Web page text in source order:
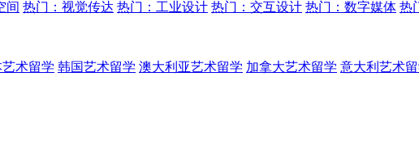
间 热门：视觉传达 热门：工业设计 热门：交互设计 热门：数字媒体 热
艺术留学 韩国艺术留学 澳大利亚艺术留学 加拿大艺术留学 意大利艺术